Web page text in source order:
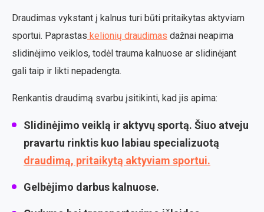
Draudimas vykstant į kalnus turi būti pritaikytas aktyviam
sportui. Paprastas kelionių draudimas dažnai neapima
slidinėjimo veiklos, todėl trauma kalnuose ar slidinėjant
gali taip ir likti nepadengta.
Renkantis draudimą svarbu įsitikinti, kad jis apima:
Slidinėjimo veiklą ir aktyvų sportą. Šiuo atveju
pravartu rinktis kuo labiau specializuotą
draudimą, pritaikytą aktyviam sportui.
Gelbėjimo darbus kalnuose.